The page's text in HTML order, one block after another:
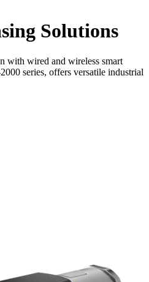
Solutions
with wired and wireless smart
series, offers versatile industrial